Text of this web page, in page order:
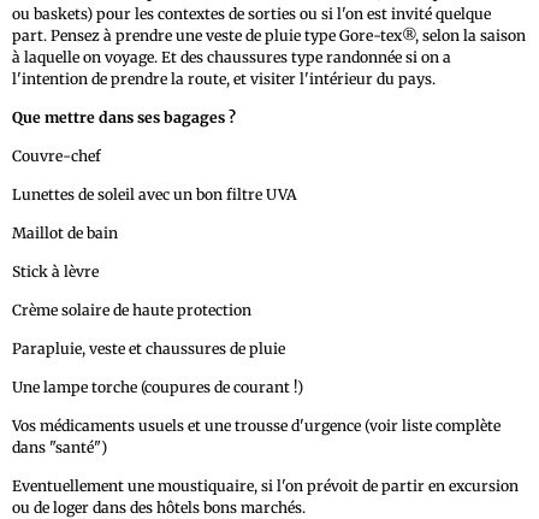
ou baskets) pour les contextes de sorties ou si l'on est invité quelque
part. Pensez à prendre une veste de pluie type Gore-tex®, selon la saison
à laquelle on voyage. Et des chaussures type randonnée si on a
l'intention de prendre la route, et visiter l'intérieur du pays.
Que mettre dans ses bagages ?
Couvre-chef
Lunettes de soleil avec un bon filtre UVA
Maillot de bain
Stick à lèvre
Crème solaire de haute protection
Parapluie, veste et chaussures de pluie
Une lampe torche (coupures de courant !)
Vos médicaments usuels et une trousse d'urgence (voir liste complète
dans "santé")
Eventuellement une moustiquaire, si l'on prévoit de partir en excursion
ou de loger dans des hôtels bons marchés.